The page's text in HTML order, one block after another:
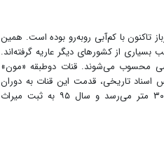
تاکنون با کم‌آبی رو‌به‌رو بوده است. همین
از کشورهای دیگر عاریه گرفته‌اند.
محسوب می‌شوند. قنات دوطبقه «مون»
تاریخی، قدمت این قنات به دوران
کیانیان، اشکانیان و ساسانیان بازمی‌گردد. این قنات چهار کیلومتر طول دارد و عمق مادر چاه آن به ۳۰ متر می‌رسد و سال ۹۵ به ثبت میراث